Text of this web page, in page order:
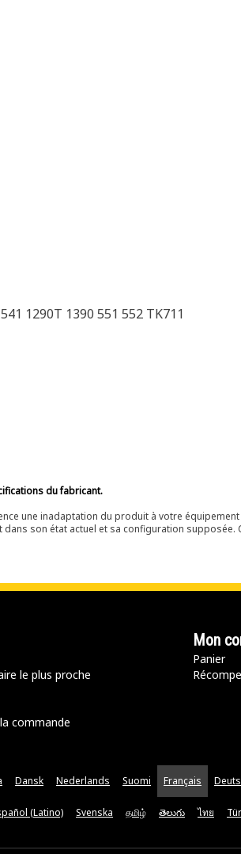
1290T 1390 551 552 TK711
du fabricant.
une inadaptation du produit à votre
son état actuel et sa configuration
le plus proche
commande
Mon
Panier
Dansk Nederlands Suomi Français
(Latino) Svenska தமிழ் తెలుగు ไทย